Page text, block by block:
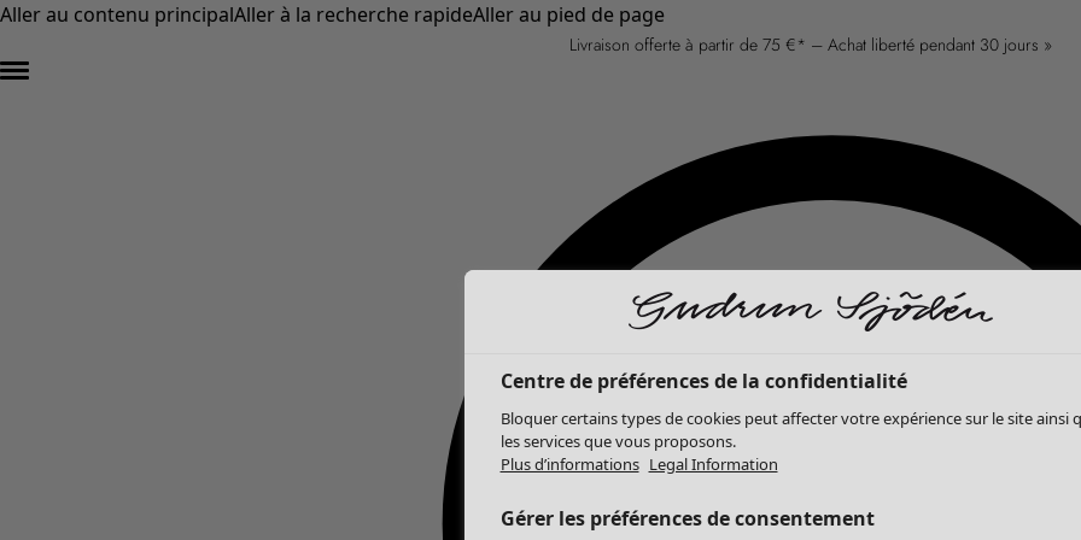
Aller au contenu principalAller à la recherche rapideAller au pied de page
Livraison offerte à partir de 75 €* – Achat liberté pendant 30 jours »
Centre de préférences de la confidentialité
Bloquer certains types de cookies peut affecter votre expérience sur le site ainsi
les services que vous proposons.
Plus d’informations Legal Information
Gérer les préférences de consentement